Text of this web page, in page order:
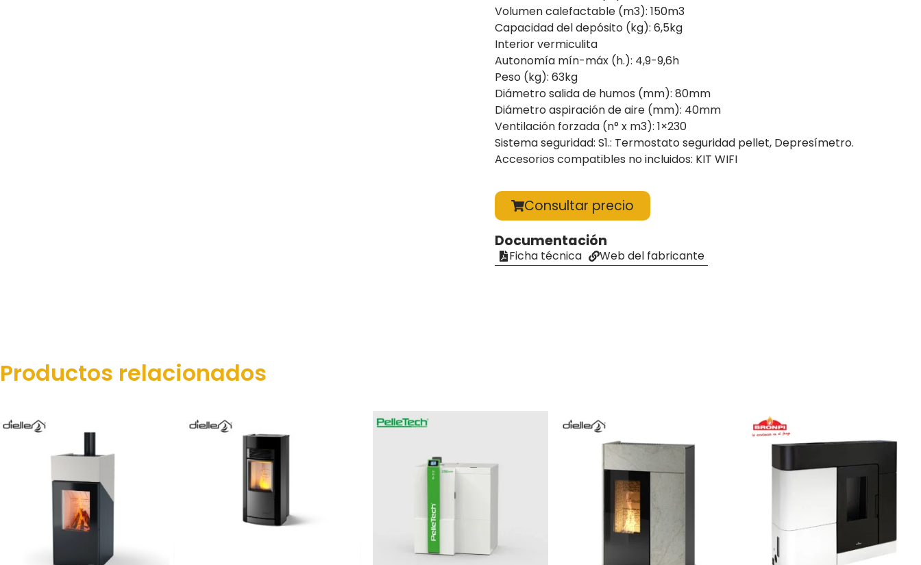
Volumen calefactable (m3): 150m3
Capacidad del depósito (kg): 6,5kg
Interior vermiculita
Autonomía mín-máx (h.): 4,9-9,6h
Peso (kg): 63kg
Diámetro salida de humos (mm): 80mm
Diámetro aspiración de aire (mm): 40mm
Ventilación forzada (n° x m3): 1×230
Sistema seguridad: S1.: Termostato seguridad pellet, Depresímetro.
Accesorios compatibles no incluidos: KIT WIFI
Consultar precio
Documentación
Ficha técnica Web del fabricante
Productos relacionados